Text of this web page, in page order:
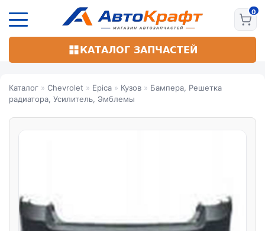
основному
КАТАЛОГ ЗАПЧАСТЕЙ
Каталог » Chevrolet » Epica » Кузов » Бампера, Решетка
радиатора, Усилитель, Эмблемы